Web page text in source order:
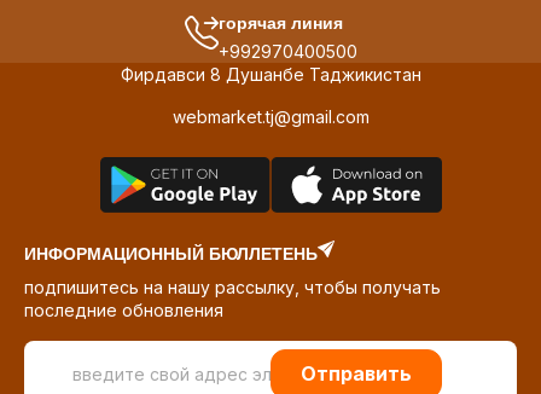
горячая линия
+992970400500
Фирдавси 8 Душанбе Таджикистан
webmarket.tj@gmail.com
ИНФОРМАЦИОННЫЙ БЮЛЛЕТЕНЬ
подпишитесь на нашу рассылку, чтобы получать
последние обновления
Отправить